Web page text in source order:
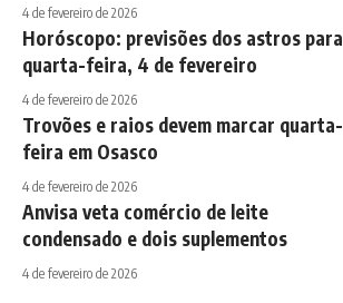
4 de fevereiro de 2026
Horóscopo: previsões dos astros para
quarta-feira, 4 de fevereiro
4 de fevereiro de 2026
Trovões e raios devem marcar quarta-
feira em Osasco
4 de fevereiro de 2026
Anvisa veta comércio de leite
condensado e dois suplementos
4 de fevereiro de 2026